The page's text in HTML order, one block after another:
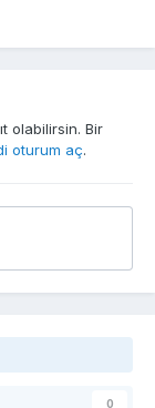
olabilirsin. Bir
oturum aç.
0